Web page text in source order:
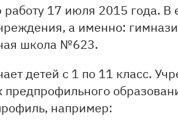
17 июля 2015 года. В
а именно:
школа №623.
детей с 1 по 11 класс.
предпрофильного
например: